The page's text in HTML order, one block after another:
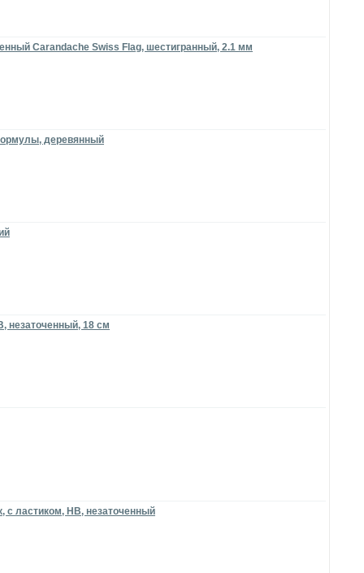
Carandache Swiss Flag, шестигранный, 2.1 мм
деревянный
незаточенный, 18 см
с ластиком, НВ, незаточенный